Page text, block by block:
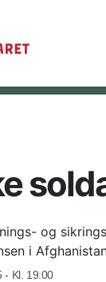
og
i
- Kl. 19.00